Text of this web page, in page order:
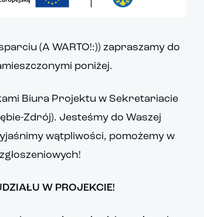
(A WARTO!:)) zapraszamy do
poniżej.
Biura Projektu w Sekretariacie
Zdrój). Jesteśmy do Waszej
wątpliwości, pomożemy w
W PROJEKCIE!